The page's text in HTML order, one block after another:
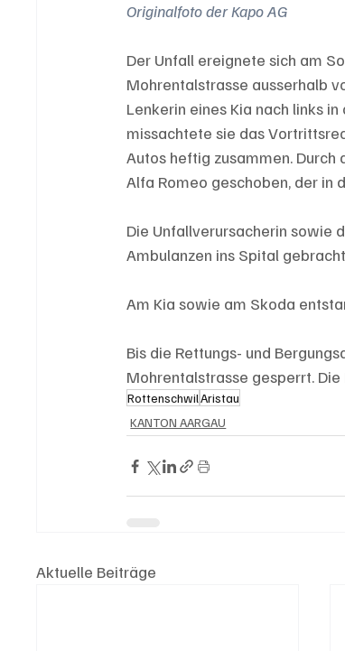
Originalfoto der Kapo AG
Der Unfall ereignete sich am
Mohrentalstrasse ausserhalb
Lenkerin eines Kia nach links
missachtete sie das
Autos heftig zusammen.
Alfa Romeo geschoben, der in
Die Unfallverursacherin sowie
Ambulanzen ins Spital
Am Kia sowie am Skoda
Bis die Rettungs- und
Mohrentalstrasse gesperrt.
RottenschwilAristau
KANTON AARGAU
Aktuelle Beiträge